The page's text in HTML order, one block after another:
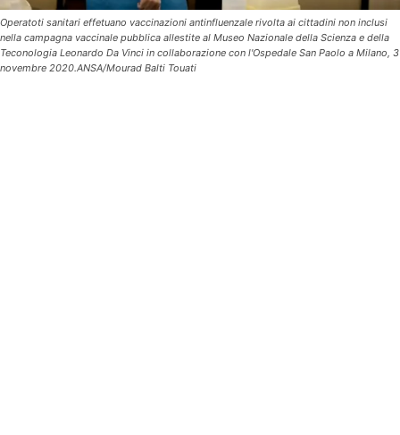
Operatoti sanitari effetuano vaccinazioni antinfluenzale rivolta ai cittadini non inclusi
nella campagna vaccinale pubblica allestite al Museo Nazionale della Scienza e della
Teconologia Leonardo Da Vinci in collaborazione con l'Ospedale San Paolo a Milano, 3
novembre 2020.ANSA/Mourad Balti Touati